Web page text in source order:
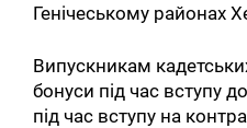
Генічеському районах
Випускникам
бонуси під час вступу
під час вступу на